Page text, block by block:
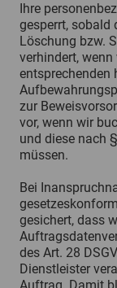
Ihre
gesperrt, sobald
Löschung bzw.
verhindert,
entsprechenden
zur
vor, wenn wir
und diese nach
müssen.
Bei
gesichert, dass
des Art. 28
Dienstleister